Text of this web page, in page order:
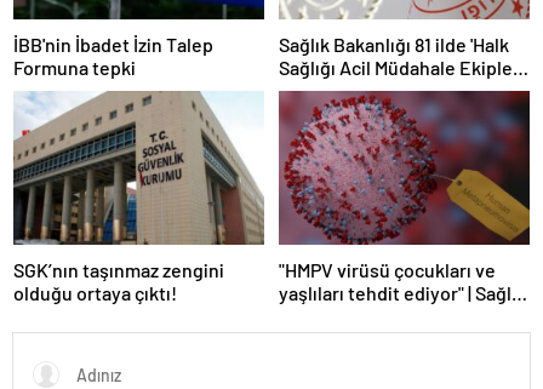
İBB'nin İbadet İzin Talep
Formuna tepki
Sağlık Bakanlığı 81 ilde 'Halk
Sağlığı Acil Müdahale Ekipleri'
kuruyor | Sağlık Haberleri
SGK’nın taşınmaz zengini
olduğu ortaya çıktı!
"HMPV virüsü çocukları ve
yaşlıları tehdit ediyor" | Sağlık